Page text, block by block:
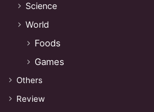
Science
World
Foods
Games
Others
Review